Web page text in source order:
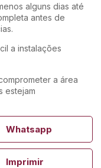
alguns dias até
antes de
a instalações
a área
estejam
Whatsapp
Imprimir